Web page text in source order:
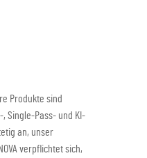
Produkte sind
Single-Pass- und KI-
an, unser
verpflichtet sich,